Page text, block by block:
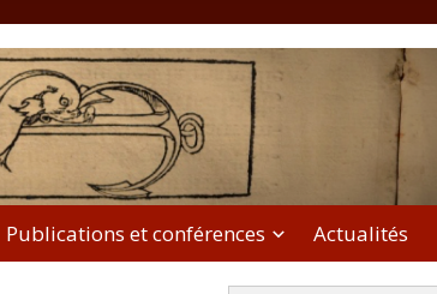
Publications et conférences Actualités